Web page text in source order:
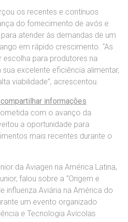
os recentes e contínuos
do fornecimento de avós e
atender às demandas de um
em rápido crescimento. “As
escolha para produtores na
excelente eficiência alimentar,
viabilidade”, acrescentou.
informações
com o avanço da
a oportunidade para
mais recentes durante o
da Aviagen na América Latina,
falou sobre a “Origem e
influenza Aviária na América do
um evento organizado
e Tecnologia Avícolas